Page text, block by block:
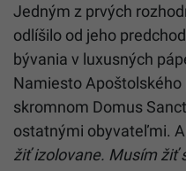
Jedným z prvých
odlíšilo od jeho
bývania v luxusných
Namiesto Apoštolského
skromnom Domus
ostatnými obyvateľmi.
žiť izolovane. Musím žiť